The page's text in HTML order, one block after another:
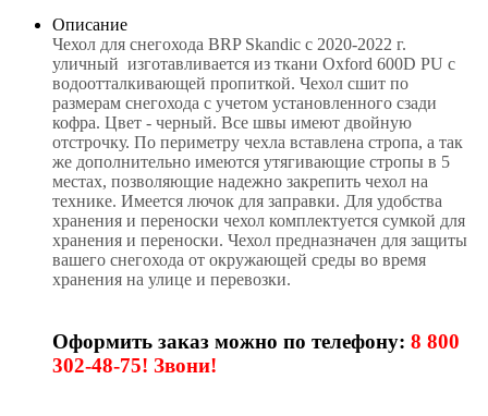
Описание
Чехол для снегохода BRP Skandic с 2020-2022 г.
уличный изготавливается из ткани Oxford 600D PU с
водоотталкивающей пропиткой. Чехол сшит по
размерам снегохода с учетом установленного сзади
кофра. Цвет - черный. Все швы имеют двойную
отстрочку. По периметру чехла вставлена стропа, а так
же дополнительно имеются утягивающие стропы в 5
местах, позволяющие надежно закрепить чехол на
технике. Имеется лючок для заправки. Для удобства
хранения и переноски чехол комплектуется сумкой для
хранения и переноски. Чехол предназначен для защиты
вашего снегохода от окружающей среды во время
хранения на улице и перевозки.
Оформить заказ можно по телефону: 8 800
302-48-75! Звони!